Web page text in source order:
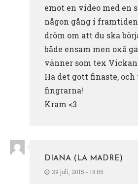
emot en video med en
någon gång i
dröm om att du ska
både ensam men oxå
vänner som tex
Ha det gott finaste, och
fingrarna!
Kram <3
DIANA (LA MADRE)
29 juli, 2015 - 18:05